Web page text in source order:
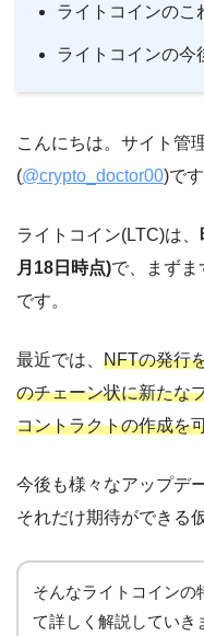
ライトコインのこ
ライトコインの今
こんにちは。サイト管
(@crypto_doctor00)です
ライトコイン(LTC)は、
月18日時点)で、まずま
です。
最近では、 NFTの発行
のチェーン状に新たな
コントラクトの作成を
今後も様々なアップデ
それだけ期待ができる
そんなライトコインの
て詳しく解説していき